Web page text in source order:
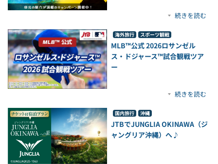
続きを読む
海外旅行 スポーツ観戦
MLB™公式 2026ロサンゼル
ス・ドジャース™試合観戦ツア
ー
続きを読む
国内旅行 沖縄
JTBでJUNGLIA OKINAWA（ジ
ャングリア沖縄）へ♪